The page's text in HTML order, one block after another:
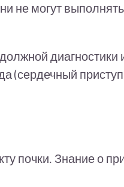
не могут
диагностики
(сердечный
почки. Знание о